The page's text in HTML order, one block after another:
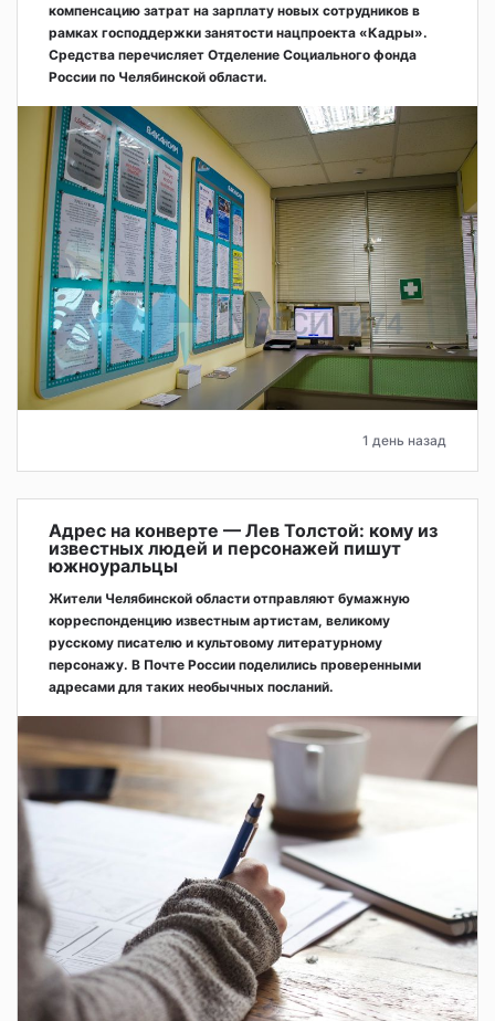
компенсацию затрат на зарплату новых сотрудников в
рамках господдержки занятости нацпроекта «Кадры».
Средства перечисляет Отделение Социального фонда
России по Челябинской области.
1 день назад
Адрес на конверте — Лев Толстой: кому из
известных людей и персонажей пишут
южноуральцы
Жители Челябинской области отправляют бумажную
корреспонденцию известным артистам, великому
русскому писателю и культовому литературному
персонажу. В Почте России поделились проверенными
адресами для таких необычных посланий.